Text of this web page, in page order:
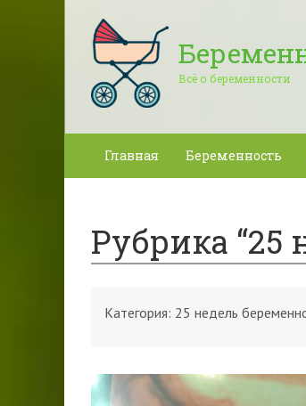
Всё о беременности
Главная Беременность
Рубрика “25
Категория: 25 недель